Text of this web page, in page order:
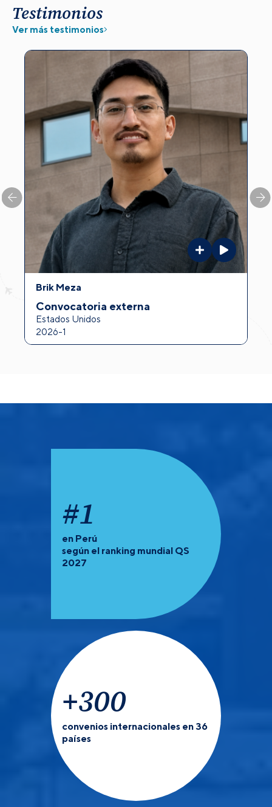
Testimonios
Ver más testimonios
Brik Meza
Convocatoria externa
Estados Unidos
2026-1
#1
en Perú
según el ranking mundial QS
2027
+300
convenios internacionales en 36
países